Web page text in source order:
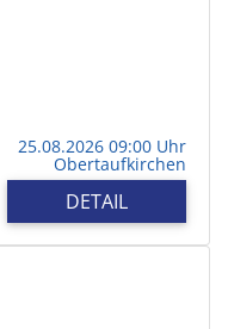
25.08.2026 09:00 Uhr
Obertaufkirchen
DETAIL